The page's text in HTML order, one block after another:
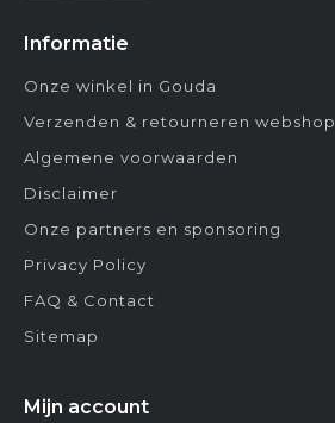
Informatie
Onze winkel in Gouda
Verzenden & retourneren webshop
Algemene voorwaarden
Disclaimer
Onze partners en sponsoring
Privacy Policy
FAQ & Contact
Sitemap
Mijn account